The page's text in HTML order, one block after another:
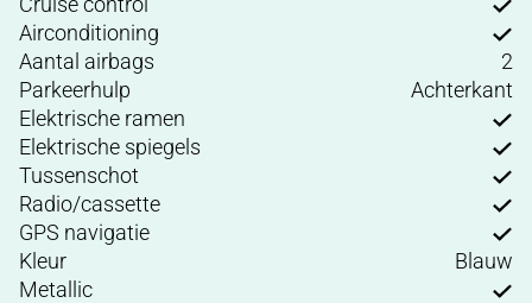
Airconditioning
Aantal airbags
2
Parkeerhulp
Achterkant
Elektrische ramen
Elektrische spiegels
Tussenschot
Radio/cassette
GPS navigatie
Kleur
Blauw
Metallic